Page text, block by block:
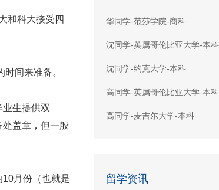
和科大接受四
间来准备。
生提供双
盖章，但一般
月份（也就是
华同学-范莎学院-商科
沈同学-英属哥伦比亚大学-本科
沈同学-约克大学-本科
高同学-英属哥伦比亚大学-本科
高同学-麦吉尔大学-本科
留学资讯